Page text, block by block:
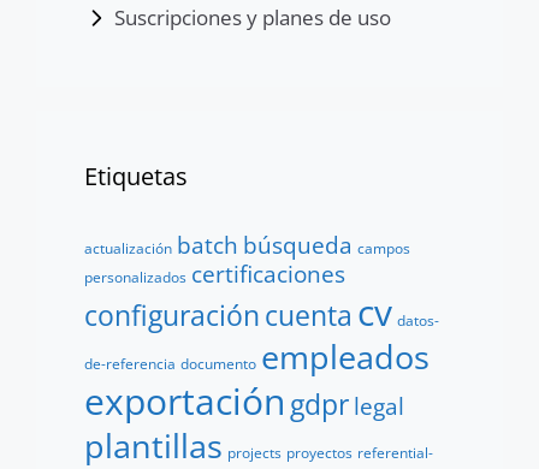
Suscripciones y planes de uso
Etiquetas
actualización batch búsqueda campos
personalizados certificaciones
configuracióncuenta cv datos-
de-referencia documento empleados
exportación gdpr legal
plantillas projects proyectos referential-